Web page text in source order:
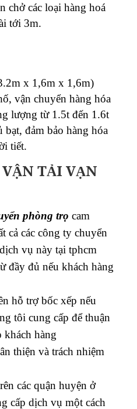
chở các loại hàng hoá
tới 3m.
x 1,6m x 1,6m)
vận chuyển hàng hóa
lượng từ 1.5t đến 1.6t
đảm bảo hàng hóa
tiết.
TẢI VẠN
phòng trọ cam
cả các công ty chuyển
vụ này tại tphcm
đầy đủ nếu khách hàng
hỗ trợ bốc xếp nếu
tôi cung cấp để thuận
khách hàng
thiện và trách nhiệm
các quận huyện ở
cấp dịch vụ một cách